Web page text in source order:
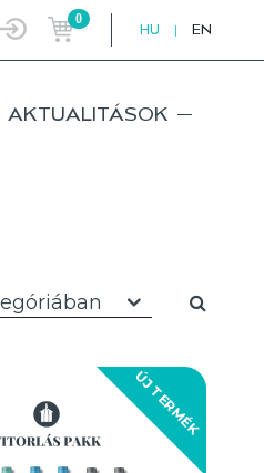
0
HU | EN
AKTUALITÁSOK
ÚJ TERMÉK